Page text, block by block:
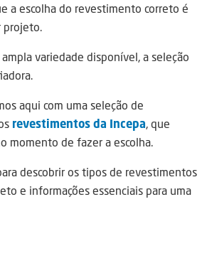
a escolha do revestimento correto é
projeto.
variedade disponível, a seleção
aqui com uma seleção de
revestimentos da Incepa, que
momento de fazer a escolha.
descobrir os tipos de revestimentos
e informações essenciais para uma